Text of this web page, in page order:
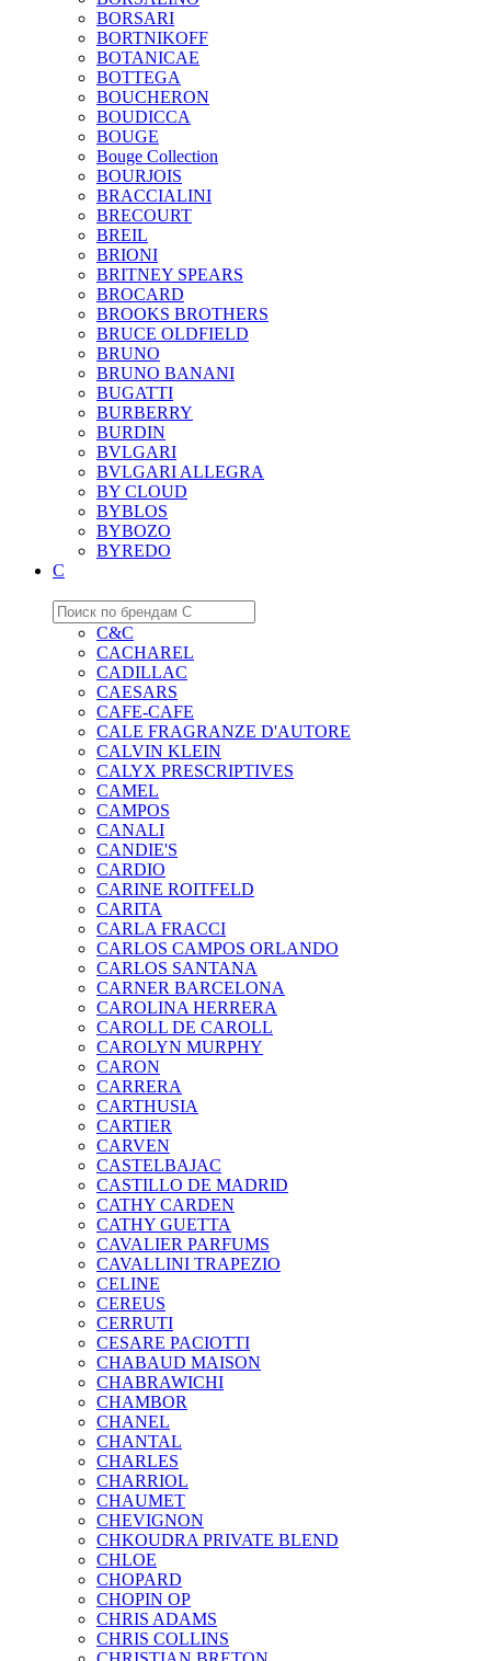
BORSARI
BORTNIKOFF
BOTANICAE
BOTTEGA
BOUCHERON
BOUDICCA
BOUGE
Bouge Collection
BOURJOIS
BRACCIALINI
BRECOURT
BREIL
BRIONI
BRITNEY SPEARS
BROCARD
BROOKS BROTHERS
BRUCE OLDFIELD
BRUNO
BRUNO BANANI
BUGATTI
BURBERRY
BURDIN
BVLGARI
BVLGARI ALLEGRA
BY CLOUD
BYBLOS
BYBOZO
BYREDO
C
C&C
CACHAREL
CADILLAC
CAESARS
CAFE-CAFE
CALE FRAGRANZE D'AUTORE
CALVIN KLEIN
CALYX PRESCRIPTIVES
CAMEL
CAMPOS
CANALI
CANDIE'S
CARDIO
CARINE ROITFELD
CARITA
CARLA FRACCI
CARLOS CAMPOS ORLANDO
CARLOS SANTANA
CARNER BARCELONA
CAROLINA HERRERA
CAROLL DE CAROLL
CAROLYN MURPHY
CARON
CARRERA
CARTHUSIA
CARTIER
CARVEN
CASTELBAJAC
CASTILLO DE MADRID
CATHY CARDEN
CATHY GUETTA
CAVALIER PARFUMS
CAVALLINI TRAPEZIO
CELINE
CEREUS
CERRUTI
CESARE PACIOTTI
CHABAUD MAISON
CHABRAWICHI
CHAMBOR
CHANEL
CHANTAL
CHARLES
CHARRIOL
CHAUMET
CHEVIGNON
CHKOUDRA PRIVATE BLEND
CHLOE
CHOPARD
CHOPIN OP
CHRIS ADAMS
CHRIS COLLINS